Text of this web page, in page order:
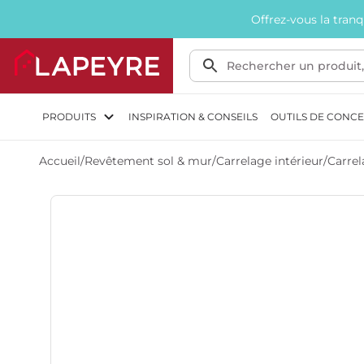
Offrez-vous la
PRODUITS INSPIRATION & CONSEILS OUTILS DE
Accueil/Revêtement sol & mur/Carrelage intérieur/